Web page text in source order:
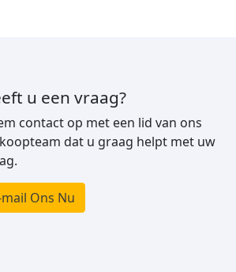
u een vraag?
contact op met een lid van ons
dat u graag helpt met uw
mail Ons Nu